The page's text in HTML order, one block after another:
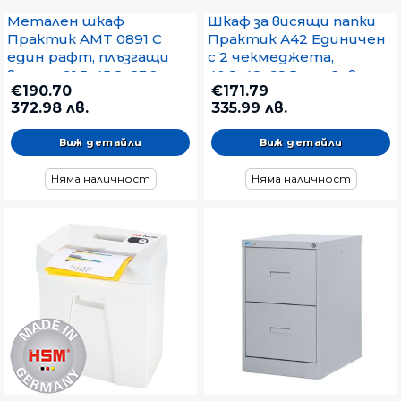
Метален шкаф
Практик AMT 0891 С
един рафт, плъзгащи
врати, 91.5x45.8x83.2 cm
Сив
€190.70
372.98 лв.
Виж детайли
Няма наличност
Шкаф за висящи папки
Практик А42 Единичен
с 2 чекмеджета,
40.8x48x68.5 cm, Сив
€171.79
335.99 лв.
Виж детайли
Няма наличност